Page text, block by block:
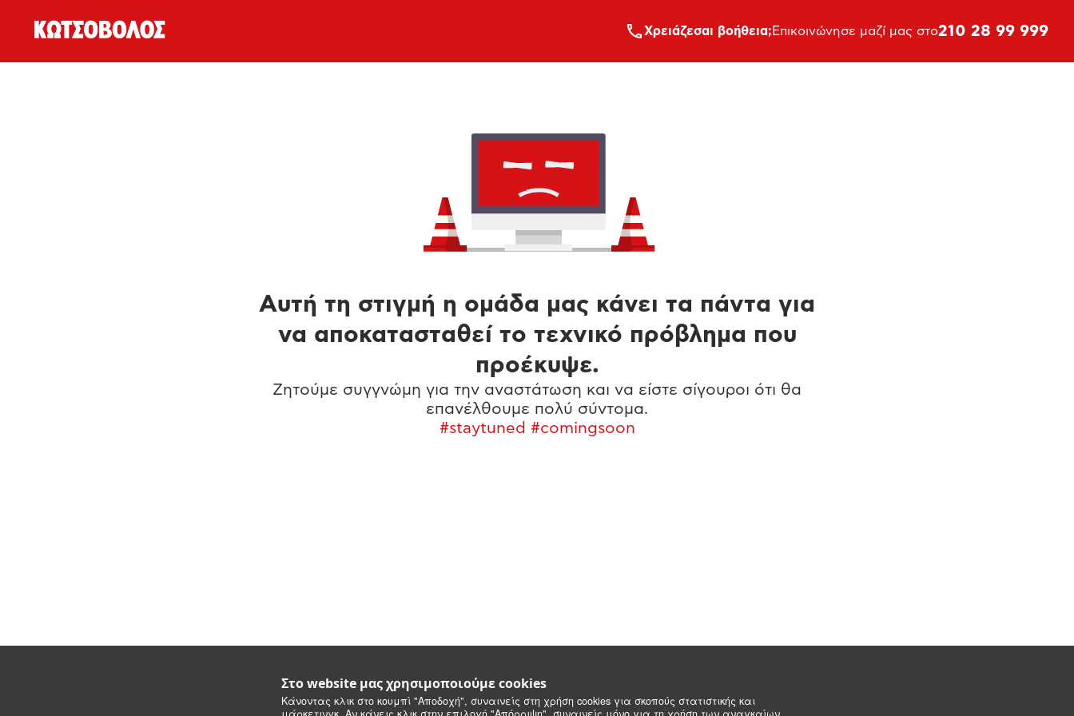
Στο website μας χρησιμοποιούμε cookies
Κάνοντας κλικ στο κουμπί "Αποδοχή", συναινείς στη χρήση cookies για σκοπούς στατιστικής και
Xρειάζεσαι βοήθεια; Επικοινώνησε μαζί μας στο210 28 99 999
Αυτή τη στιγμή η ομάδα μας κάνει τα πάντα για
να αποκατασταθεί το τεχνικό πρόβλημα που
προέκυψε.
Ζητούμε συγγνώμη για την αναστάτωση και να είστε σίγουροι ότι θα
επανέλθουμε πολύ σύντομα.
#staytuned #comingsoon